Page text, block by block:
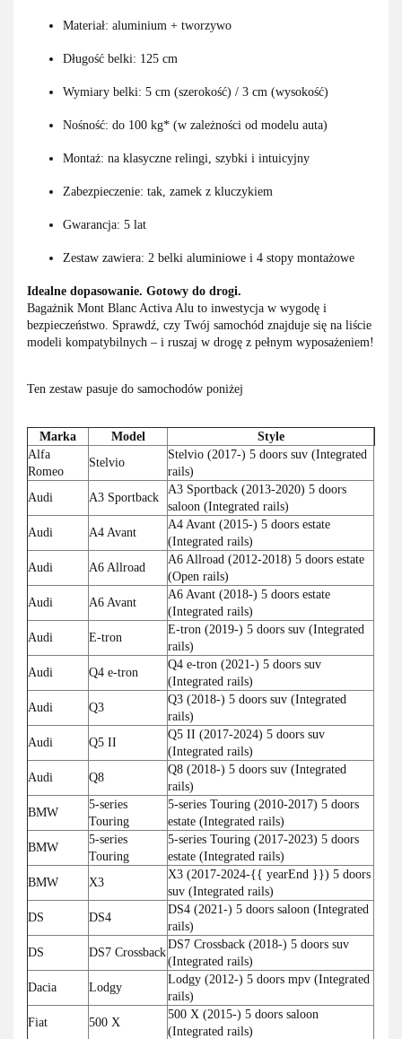
Materiał: aluminium + tworzywo
Długość belki: 125 cm
Wymiary belki: 5 cm (szerokość) / 3 cm (wysokość)
Nośność: do 100 kg* (w zależności od modelu auta)
Montaż: na klasyczne relingi, szybki i intuicyjny
Zabezpieczenie: tak, zamek z kluczykiem
Gwarancja: 5 lat
Zestaw zawiera: 2 belki aluminiowe i 4 stopy montażowe
Idealne dopasowanie. Gotowy do drogi.
Bagażnik Mont Blanc Activa Alu to inwestycja w wygodę i
bezpieczeństwo. Sprawdź, czy Twój samochód znajduje się na liście
modeli kompatybilnych – i ruszaj w drogę z pełnym wyposażeniem!
Ten zestaw pasuje do samochodów poniżej
Marka Model
Style
Alfa
Romeo
Stelvio
Stelvio (2017-) 5 doors suv (Integrated
rails)
Audi
A3 Sportback
A3 Sportback (2013-2020) 5 doors
saloon (Integrated rails)
Audi
A4 Avant
A4 Avant (2015-) 5 doors estate
(Integrated rails)
Audi
A6 Allroad
A6 Allroad (2012-2018) 5 doors estate
(Open rails)
Audi
A6 Avant
A6 Avant (2018-) 5 doors estate
(Integrated rails)
Audi
E-tron
E-tron (2019-) 5 doors suv (Integrated
rails)
Audi
Q4 e-tron
Q4 e-tron (2021-) 5 doors suv
(Integrated rails)
Audi
Q3
Q3 (2018-) 5 doors suv (Integrated
rails)
Audi
Q5 II
Q5 II (2017-2024) 5 doors suv
(Integrated rails)
Audi
Q8
Q8 (2018-) 5 doors suv (Integrated
rails)
BMW
5-series
Touring
5-series Touring (2010-2017) 5 doors
estate (Integrated rails)
BMW
5-series
Touring
5-series Touring (2017-2023) 5 doors
estate (Integrated rails)
BMW
X3
X3 (2017-2024-{{ yearEnd }}) 5 doors
suv (Integrated rails)
DS
DS4
DS4 (2021-) 5 doors saloon (Integrated
rails)
DS
DS7 Crossback
DS7 Crossback (2018-) 5 doors suv
(Integrated rails)
Dacia
Lodgy
Lodgy (2012-) 5 doors mpv (Integrated
rails)
Fiat
500 X
500 X (2015-) 5 doors saloon
(Integrated rails)